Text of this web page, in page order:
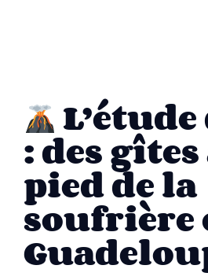
L’étude
: des
pied de la
soufrière